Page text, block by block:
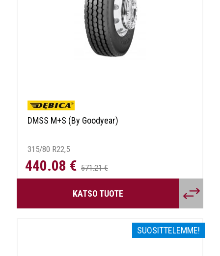
DMSS M+S (By Goodyear)
315/80 R22,5
440.08 € 571.21 €
KATSO TUOTE
SUOSITTELEMME!